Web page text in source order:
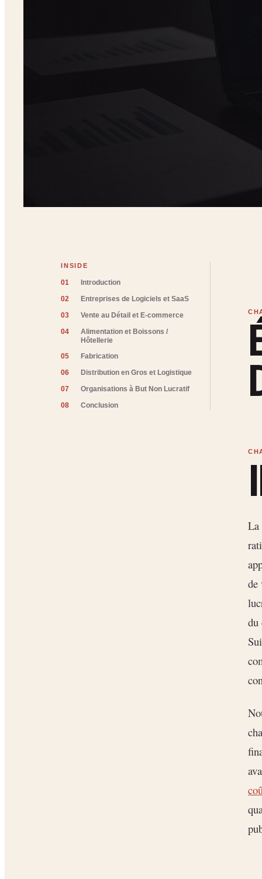
INSIDE
01 Introduction
02 Entreprises de Logiciels et SaaS
03 Vente au Détail et E-commerce
04
Alimentation et Boissons /
Hôtellerie
05 Fabrication
06 Distribution en Gros et Logistique
07 Organisations à But Non Lucratif
08 Conclusion
La
de
du